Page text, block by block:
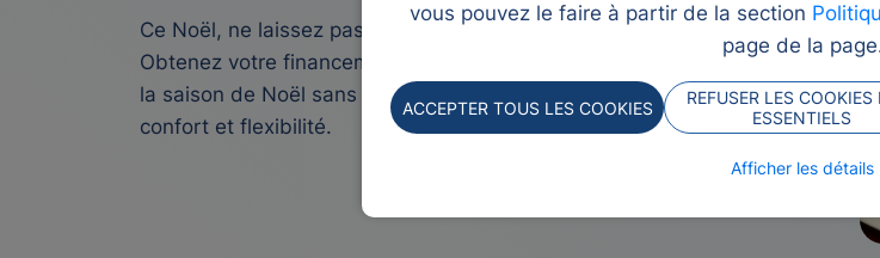
vous pouvez le faire à partir de la section
page de la
ACCEPTER TOUS LES COOKIES
REFUSER LES COOKIES
ESSENTIELS
Afficher les détails
Ce Noël, ne laissez pas les soucis financiers gâcher votre joie.
Obtenez votre financement pour des dates spéciales et célébrez
la saison de Noël sans limites. Réalisez vos projets de fête avec
confort et flexibilité.